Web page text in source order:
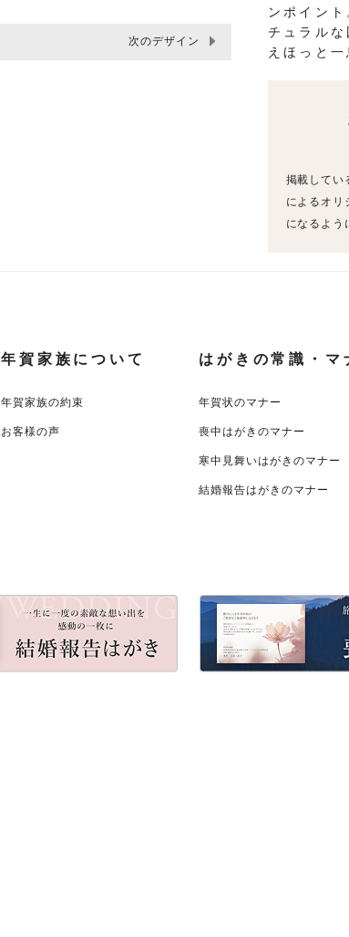
次のデザイン
ンポイン
チュラル
えほっと
掲載してい
によるオリ
になるよう
年賀家族について
年賀家族の約束
お客様の声
はがきの常識・マ
年賀状のマナー
喪中はがきのマナー
寒中見舞いはがきのマナー
結婚報告はがきのマナー